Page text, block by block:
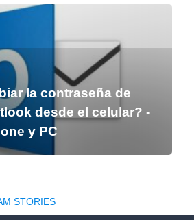
la contraseña de
desde el celular? -
y PC
STORIES